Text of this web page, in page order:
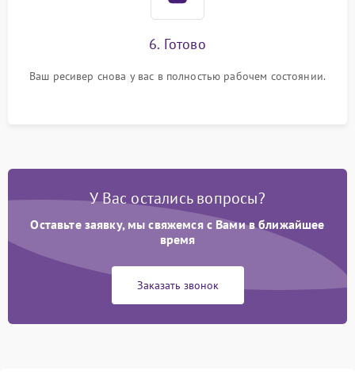
6. Готово
Ваш ресивер снова у вас в полностью рабочем состоянии.
У Вас остались вопросы?
Оставьте заявку, мы свяжемся с Вами в ближайшее
время
Заказать звонок